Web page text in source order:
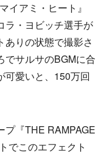
イアミ・ヒート』
ラ・ヨビッチ選手が
りの状態で撮影さ
でサルサのBGMに合
可愛いと、150万回
『THE RAMPAGE
でこのエフェクト